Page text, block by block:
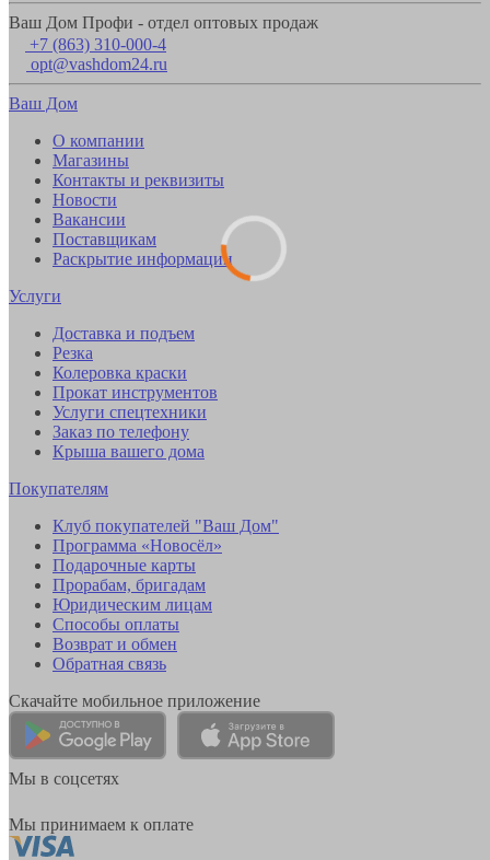
Ваш Дом Профи - отдел оптовых продаж
+7 (863) 310-000-4
opt@vashdom24.ru
Ваш Дом
О компании
Магазины
Контакты и реквизиты
Новости
Вакансии
Поставщикам
Раскрытие информации
Услуги
Доставка и подъем
Резка
Колеровка краски
Прокат инструментов
Услуги спецтехники
Заказ по телефону
Крыша вашего дома
Покупателям
Клуб покупателей "Ваш Дом"
Программа «Новосёл»
Подарочные карты
Прорабам, бригадам
Юридическим лицам
Способы оплаты
Возврат и обмен
Обратная связь
Скачайте мобильное приложение
Мы в соцсетях
Мы принимаем к оплате